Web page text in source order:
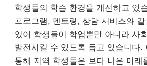
학생들의 학습 환경을 개선하고 있
프로그램, 멘토링, 상담 서비스와 같
있어 학생들이 학업뿐만 아니라 사
발전시킬 수 있도록 돕고 있습니다.
통해 지역 학생들은 보다 나은 미래